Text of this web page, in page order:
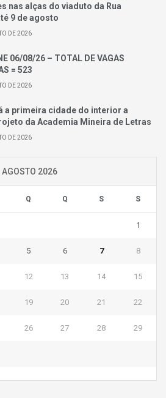
nas alças do viaduto da Rua
9 de agosto
DE 2026
06/08/26 – TOTAL DE VAGAS
= 523
DE 2026
a primeira cidade do interior a
da Academia Mineira de Letras
DE 2026
AGOSTO 2026
Q Q S S
1
5 6 7 8
12 13 14 15
19 20 21 22
26 27 28 29